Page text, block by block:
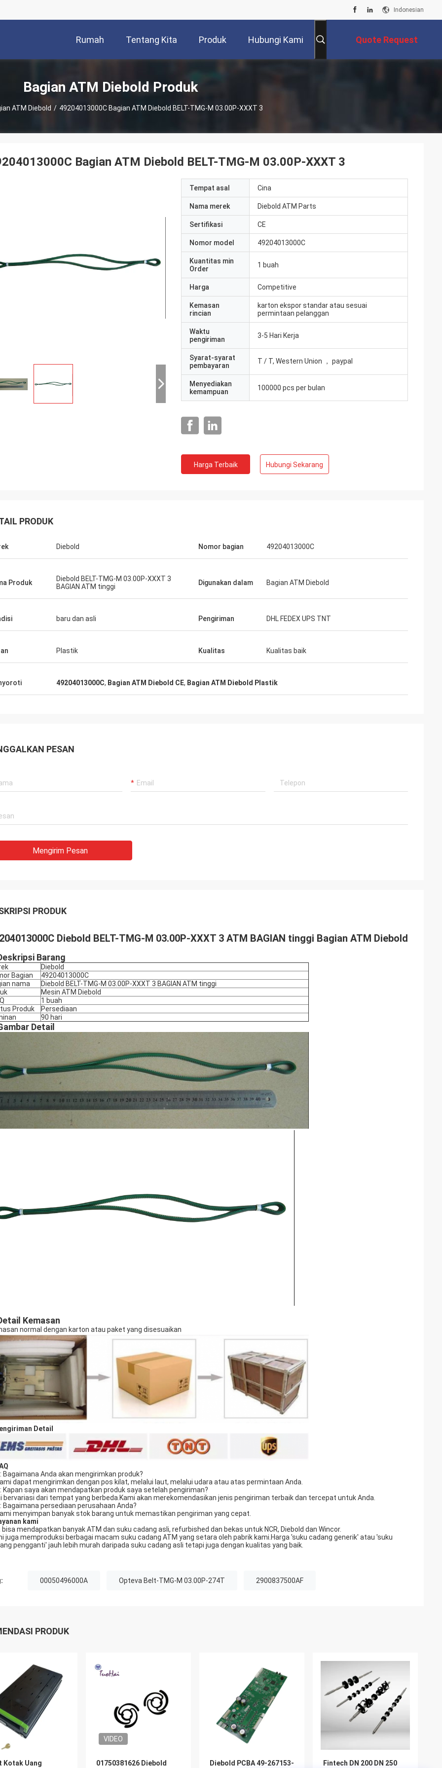
Indonesian
Rumah Tentang Kita Produk Hubungi Kami Quote Request
Bagian ATM Diebold Produk
ATM Diebold / 49204013000C Bagian ATM Diebold BELT-TMG-M 03.00P-XXXT 3
mereka sangat baik, pengenalan
bisa tepat waktu dan jawaban
Bagian ATM Diebold BELT-TMG-M 03.00P-XXXT 3
Tempat asal Cina
Nama merek Diebold ATM Parts
Sertifikasi CE
Nomor model 49204013000C
Kuantitas min
Order
1 buah
Harga Competitive
Kemasan
rincian
karton ekspor standar atau sesuai
permintaan pelanggan
Waktu
pengiriman
3-5 Hari Kerja
Syarat-syarat
pembayaran
T / T, Western Union ， paypal
Menyediakan
kemampuan
100000 pcs per bulan
Harga Terbaik Hubungi Sekarang
PRODUK
Diebold Nomor bagian 49204013000C
Produk
Diebold BELT-TMG-M 03.00P-XXXT 3
BAGIAN ATM tinggi
Digunakan dalam Bagian ATM Diebold
baru dan asli Pengiriman DHL FEDEX UPS TNT
Plastik Kualitas Kualitas baik
49204013000C, Bagian ATM Diebold CE, Bagian ATM Diebold Plastik
PESAN
Mengirim Pesan
PRODUK
Diebold BELT-TMG-M 03.00P-XXXT 3 ATM BAGIAN tinggi Bagian ATM Diebold
Barang
Diebold
Bagian
49204013000C
nama
Diebold BELT-TMG-M 03.00P-XXXT 3 BAGIAN ATM tinggi
Mesin ATM Diebold
1 buah
Produk
Persediaan
90 hari
Detail
Kemasan
normal dengan karton atau paket yang disesuaikan
Detail
Bagaimana Anda akan mengirimkan produk?
dapat mengirimkan dengan pos kilat, melalui laut, melalui udara atau atas permintaan Anda.
Kapan saya akan mendapatkan produk saya setelah pengiriman?
bervariasi dari tempat yang berbeda.Kami akan merekomendasikan jenis pengiriman terbaik dan tercepat untuk Anda.
Bagaimana persediaan perusahaan Anda?
menyimpan banyak stok barang untuk memastikan pengiriman yang cepat.
kami
bisa mendapatkan banyak ATM dan suku cadang asli, refurbished dan bekas untuk NCR, Diebold dan Wincor.
juga memproduksi berbagai macam suku cadang ATM yang setara oleh pabrik kami.Harga 'suku cadang generik' atau 'suku
pengganti' jauh lebih murah daripada suku cadang asli tetapi juga dengan kualitas yang baik.
00050496000A Opteva Belt-TMG-M 03.00P-274T 2900837500AF
PRODUK
Kotak Uang
VIDEO
01750381626 Diebold Diebold PCBA 49-267153- Fintech DN 200 DN 250